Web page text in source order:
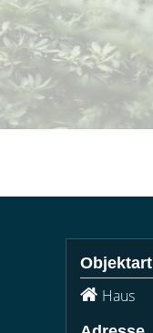
Objektart
Haus